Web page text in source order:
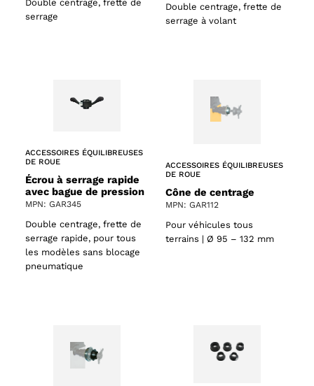
Double centrage, frette de
serrage
Double centrage, frette de
serrage à volant
ACCESSOIRES ÉQUILIBREUSES
DE ROUE
Écrou à serrage rapide
avec bague de pression
MPN: GAR345
Double centrage, frette de
serrage rapide, pour tous
les modèles sans blocage
pneumatique
ACCESSOIRES ÉQUILIBREUSES
DE ROUE
Cône de centrage
MPN: GAR112
Pour véhicules tous
terrains | Ø 95 – 132 mm